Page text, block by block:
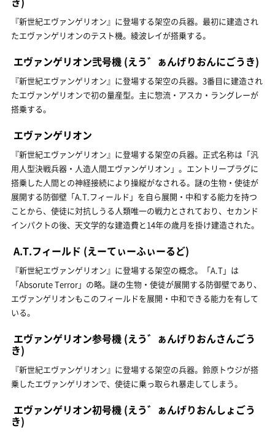
『新世紀エヴァンゲリオン』に登場する架空の兵器。最初に建造され
たエヴァンゲリオンのテスト機。綾波レイが搭乗する。
エヴァンゲリオン弐号機 (えう゛ぁんげりおんにごうき)
『新世紀エヴァンゲリオン』に登場する架空の兵器。3番目に建造され
たエヴァンゲリオンで初の量産型。主に惣流・アスカ・ラングレーが
搭乗する。
エヴァンゲリオン
『新世紀エヴァンゲリオン』に登場する架空の兵器。正式名称は「汎
用人型決戦兵器・人造人間エヴァンゲリオン」。エントリープラグに
搭乗した人間との神経接続により操縦がなされる。謎の生物・使徒が
展開する防御壁「A.T.フィールド」を自ら展開・中和する能力を持つ
ことから、使徒に対抗しうる人類唯一の戦力とされており、セカンド
インパクトの後、天文学的な建造費と14年の歳月を掛け建造された。
A.T.フィールド (えーてぃーふぃーるど)
『新世紀エヴァンゲリオン』に登場する架空の概念。「A.T」は
「Absorute Terror」の略。謎の生物・使徒が展開する防御壁であり、
エヴァンゲリオンもこのフィールドを展開・中和できる能力を有して
いる。
エヴァンゲリオン参号機 (えう゛ぁんげりおんさんごう
き)
『新世紀エヴァンゲリオン』に登場する架空の兵器。鈴原トウジが搭
乗したエヴァンゲリオンで、使徒に乗っ取られ暴走してしまう。
エヴァンゲリオン初号機 (えう゛ぁんげりおんしょごう
き)